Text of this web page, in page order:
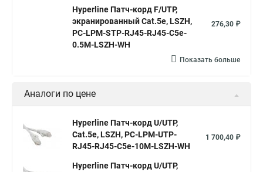
Hyperline Патч-корд F/UTP,
экранированный Cat.5e, LSZH,
PC-LPM-STP-RJ45-RJ45-C5e-
0.5M-LSZH-WH
276,30 ₽
Показать больше
Аналоги по цене
Hyperline Патч-корд U/UTP,
Cat.5e, LSZH, PC-LPM-UTP-
RJ45-RJ45-C5e-10M-LSZH-WH
1 700,40 ₽
Hyperline Патч-корд U/UTP,